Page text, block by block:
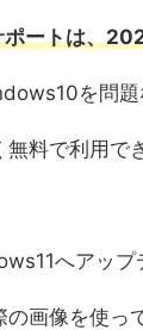
ートは、
を問題
無料で利用で
へアップ
画像を使っ